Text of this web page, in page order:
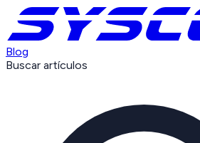
Blog
Buscar artículos